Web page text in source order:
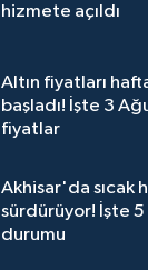
hizmete açıldı
Altın fiyatları
başladı! İşte 3
fiyatlar
Akhisar'da sıcak
sürdürüyor! İşte 5
durumu